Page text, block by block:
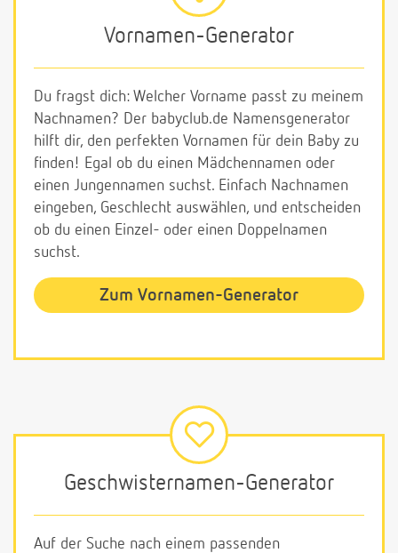
Vornamen-Generator
Du fragst dich: Welcher Vorname passt zu meinem
Nachnamen? Der babyclub.de Namensgenerator
hilft dir, den perfekten Vornamen für dein Baby zu
finden! Egal ob du einen Mädchennamen oder
einen Jungennamen suchst. Einfach Nachnamen
eingeben, Geschlecht auswählen, und entscheiden
ob du einen Einzel- oder einen Doppelnamen
suchst.
Zum Vornamen-Generator
Geschwisternamen-Generator
Auf der Suche nach einem passenden